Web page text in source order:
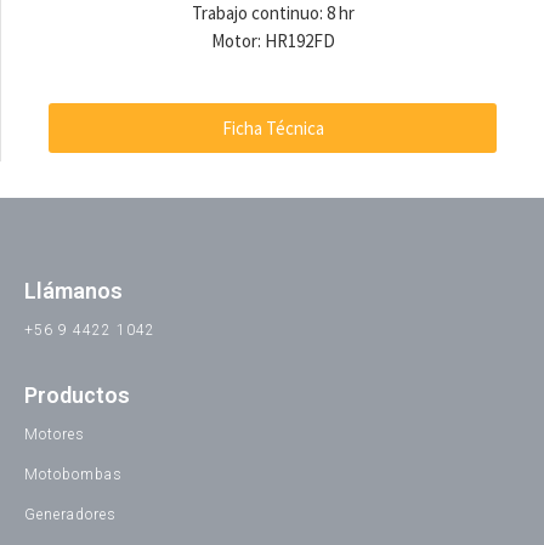
Trabajo continuo: 8 hr
Motor: HR192FD
Ficha Técnica
Llámanos
+56 9 4422 1042
Productos
Motores
Motobombas
Generadores